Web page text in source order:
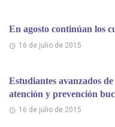
En agosto continúan los
16 de julio de 2015
Estudiantes avanzados
atención y prevención
16 de julio de 2015